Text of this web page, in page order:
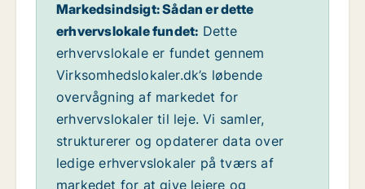
Markedsindsigt: Sådan er dette
erhvervslokale fundet: Dette
erhvervslokale er fundet gennem
Virksomhedslokaler.dk’s løbende
overvågning af markedet for
erhvervslokaler til leje. Vi samler,
strukturerer og opdaterer data over
ledige erhvervslokaler på tværs af
markedet for at give lejere og